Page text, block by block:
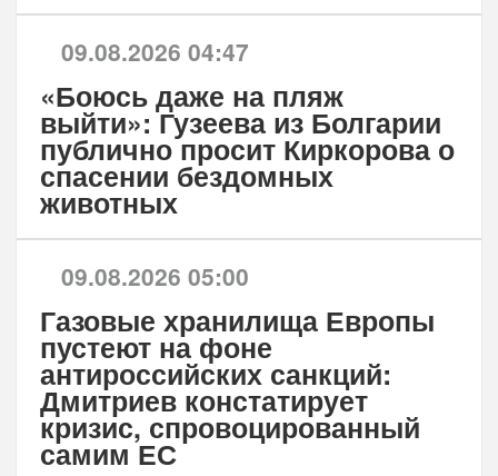
09.08.2026 04:47
«Боюсь даже на пляж
выйти»: Гузеева из Болгарии
публично просит Киркорова о
спасении бездомных
животных
09.08.2026 05:00
Газовые хранилища Европы
пустеют на фоне
антироссийских санкций:
Дмитриев констатирует
кризис, спровоцированный
самим ЕС